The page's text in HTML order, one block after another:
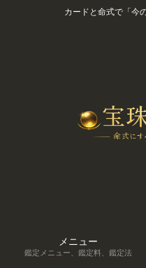
カードと命式で「今
メニュー
鑑定メニュー、鑑定料、鑑定法